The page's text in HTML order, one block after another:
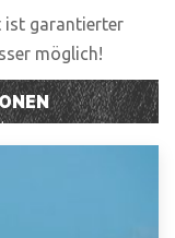
ist garantierter
möglich!